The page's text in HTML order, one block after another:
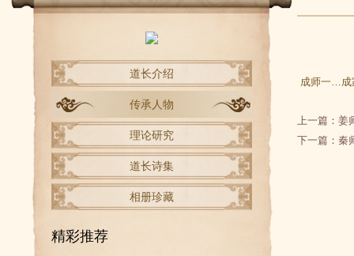
道长介绍
传承人物
理论研究
道长诗集
相册珍藏
精彩推荐
成师一…成
上一篇： 姜
下一篇： 秦